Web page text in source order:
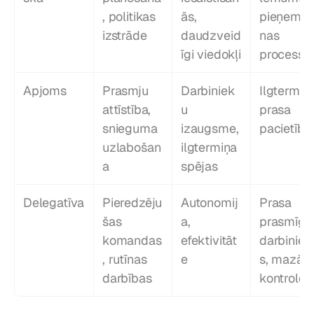
, politikas
izstrāde
ās,
daudzveid
īgi viedokļi
pieņemša
nas
process
Apjoms
Prasmju
attīstība,
snieguma
uzlabošan
a
Darbiniek
u
izaugsme,
ilgtermiņa
spējas
prasa
pacietību
Delegatīva
Pieredzēju
šas
komandas
, rutīnas
darbības
Autonomij
a,
efektivitāt
e
Prasa
s, mazāk
kontroles